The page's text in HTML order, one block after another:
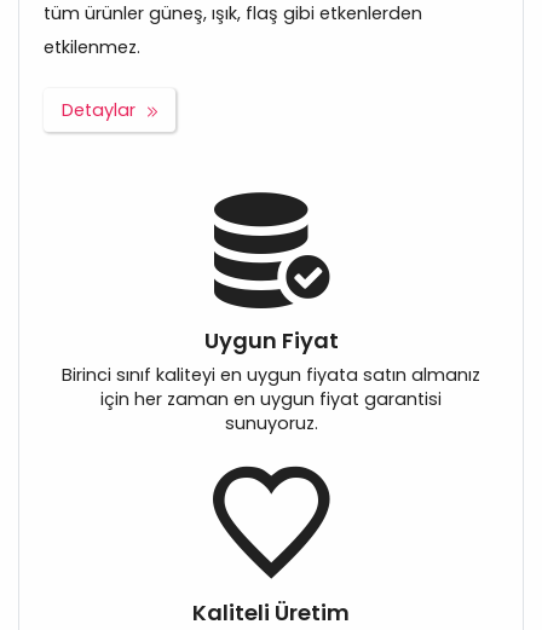
tüm ürünler güneş, ışık, flaş gibi etkenlerden
etkilenmez.
Detaylar
Uygun Fiyat
Birinci sınıf kaliteyi en uygun fiyata satın almanız
için her zaman en uygun fiyat garantisi
sunuyoruz.
Kaliteli Üretim